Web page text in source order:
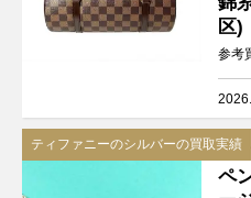
区)
参考
ティファニーのシルバーの買取実績
テ
ペ